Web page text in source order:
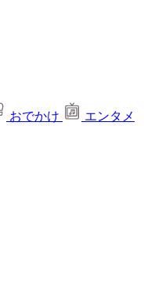
おでかけ
エンタメ